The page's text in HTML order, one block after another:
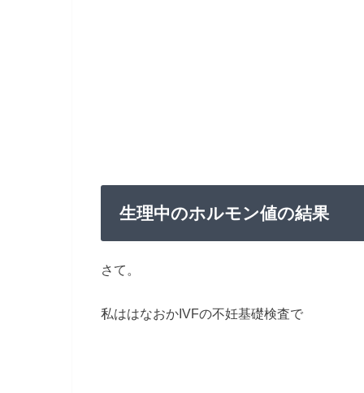
生理中のホルモン値の結果
さて。
私ははなおかIVFの不妊基礎検査で